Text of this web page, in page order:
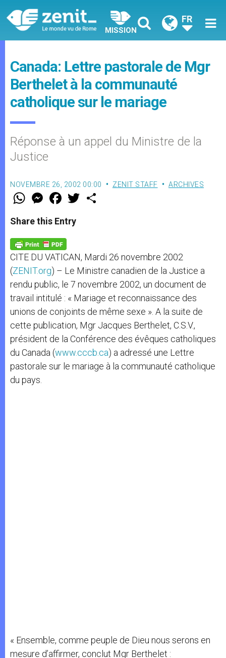
MISSION
FR
Canada: Lettre pastorale de Mgr
Berthelet à la communauté
catholique sur le mariage
Réponse à un appel du Ministre de la
Justice
NOVEMBRE 26, 2002 00:00 ZENIT STAFF ARCHIVES
W
t
s
p
p
M
e
s
e
g
e
r
F
a
e
b
o
k
w
Share this Entry
CITE DU VATICAN, Mardi 26 novembre 2002
(ZENIT.org) – Le Ministre canadien de la Justice a
rendu public, le 7 novembre 2002, un document de
travail intitulé : « Mariage et reconnaissance des
unions de conjoints de même sexe ». A la suite de
cette publication, Mgr Jacques Berthelet, C.S.V.,
président de la Conférence des évêques catholiques
du Canada (www.cccb.ca) a adressé une Lettre
pastorale sur le mariage à la communauté catholique
du pays.
« Ensemble, comme peuple de Dieu nous serons en
mesure d’affirmer, conclut Mgr Berthelet :